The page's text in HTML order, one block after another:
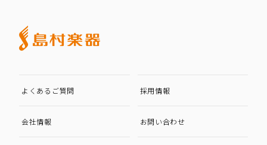
よくあるご質問 採用情報
会社情報 お問い合わせ